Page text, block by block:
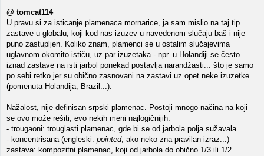
@ tomcat114
U pravu si za isticanje plamenaca mornarice, ja sam mislio na taj tip
zastave u globalu, koji kod nas izuzev u navedenom slučaju baš i nije
puno zastupljen. Koliko znam, plamenci se u ostalim slučajevima
uglavnom okomito ističu, uz par izuzetaka - npr. u Holandiji se često
iznad zastave na isti jarbol ponekad postavlja narandžasti... što je samo
po sebi retko jer su obično zasnovani na zastavi uz opet neke izuzetke
(pomenuta Holandija, Brazil...).
Nažalost, nije definisan srpski plamenac. Postoji mnogo načina na koji
se ovo može rešiti, evo nekih meni najlogičnijih:
- trougaoni: trouglasti plamenac, gde bi se od jarbola polja sužavala
- koncentrisana (engleski: pointed, ako neko zna pravilan izraz...)
zastava: kompozitni plamenac, koji od jarbola do obično 1/3 ili 1/2